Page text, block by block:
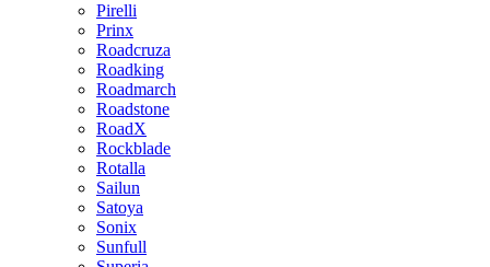
Pirelli
Prinx
Roadcruza
Roadking
Roadmarch
Roadstone
RoadX
Rockblade
Rotalla
Sailun
Satoya
Sonix
Sunfull